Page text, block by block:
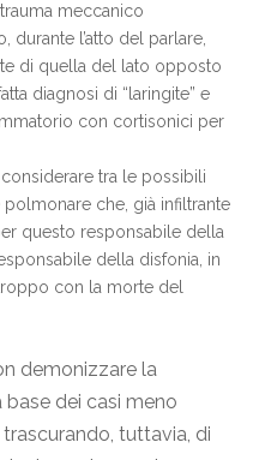
meccanico
l’atto del parlare,
di quella del lato opposto
diagnosi di “laringite” e
con cortisonici per
tra le possibili
che, già infiltrante
questo responsabile della
della disfonia, in
con la morte del
demonizzare la
dei casi meno
tuttavia, di